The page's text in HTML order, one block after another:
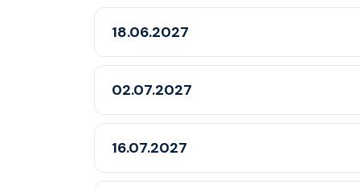
18.06.2027
02.07.2027
16.07.2027